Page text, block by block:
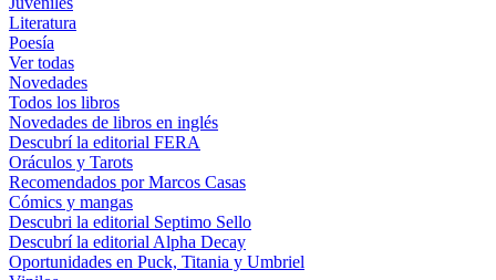
Literatura
Poesía
Ver todas
Novedades
Todos los libros
Novedades de libros en inglés
Descubrí la editorial FERA
Oráculos y Tarots
Recomendados por Marcos Casas
Cómics y mangas
Descubri la editorial Septimo Sello
Descubrí la editorial Alpha Decay
Oportunidades en Puck, Titania y Umbriel